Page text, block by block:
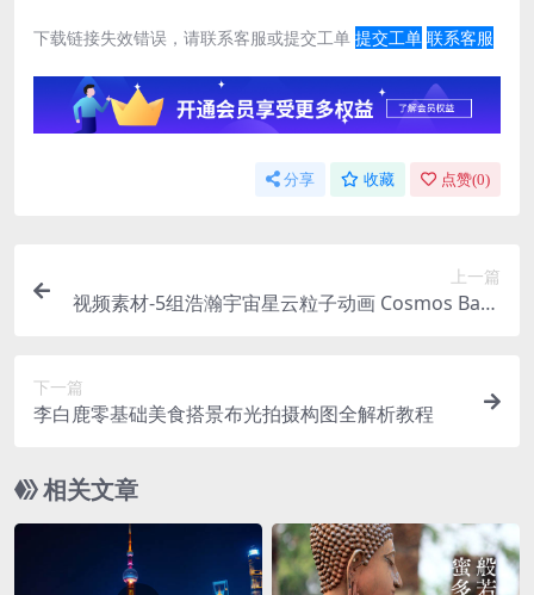
下载链接失效错误，请联系客服或提交工单 提交工单 联系客服
分享 收藏 点赞(0)
上一篇
视频素材-5组浩瀚宇宙星云粒子动画 Cosmos Back
下一篇
李白鹿零基础美食搭景布光拍摄构图全解析教程
相关文章